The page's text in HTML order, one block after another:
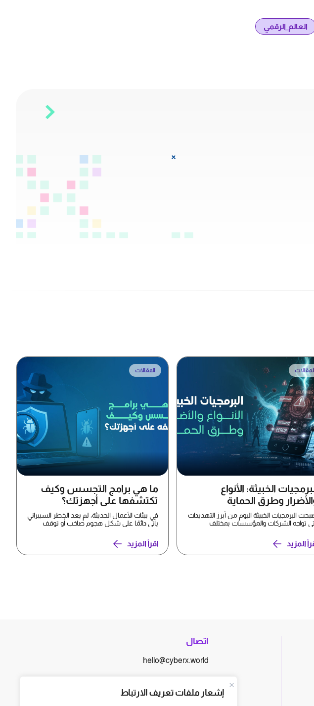
إشعار ملفات تعريف الارتباط
العالم_الرقمي
المقالات
الخبيثة: الأنواع
وطرق الحماية
البرمجيات الخبيثة اليوم من أبرز التهديدات
تواجه الشركات والمؤسسات بمختلف
المزيد
المقالات
ما هي برامج التجسس وكيف
تكتشفها على أجهزتك؟
في بيئات الأعمال الحديثة، لم يعد الخطر السيبراني
يأتي دائمًا على شكل هجوم صاخب أو توقف
اقرأ المزيد
اتصال
hello@cyberx.world